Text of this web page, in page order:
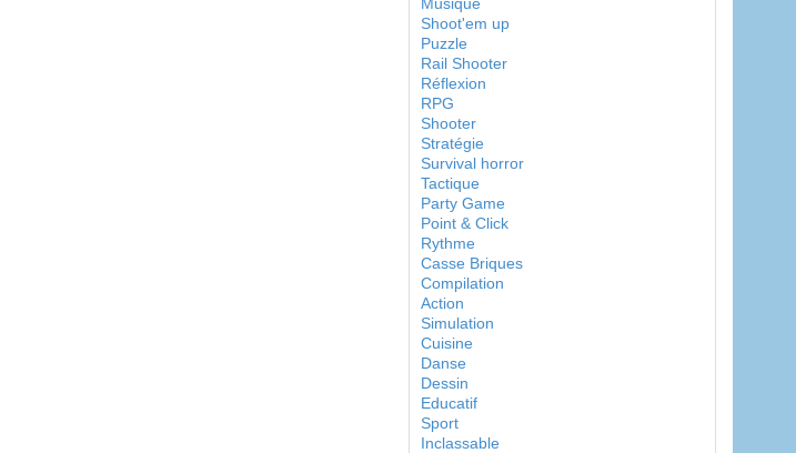
Shoot'em up
Puzzle
Rail Shooter
Réflexion
RPG
Shooter
Stratégie
Survival horror
Tactique
Party Game
Point & Click
Rythme
Casse Briques
Compilation
Action
Simulation
Cuisine
Danse
Dessin
Educatif
Sport
Inclassable